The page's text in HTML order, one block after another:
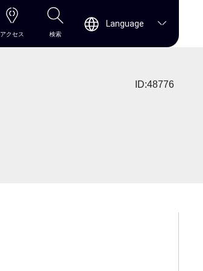
アクセス 検索
Language
ID:48776